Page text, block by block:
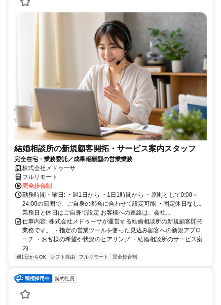
結婚相談所の新規顧客開拓・サービス案内スタッフ
完全在宅・業務委託／成果報酬型の営業業務
株式会社メドゥーサ
フルリモート
完全歩合制
勤務時間・曜日: ・週1日から ・1日1時間から ・原則として0:00～
24:00の範囲で、ご自身の都合に合わせて設定可能 ・固定休日なし。
業務日と休日はご自身で設定 お客様への連絡は、会社...
仕事内容: 株式会社メドゥーサが運営する結婚相談所の新規顧客開拓
業務です。 ・指定の営業ツールを使った見込み顧客への新規アプロ
ーチ ・お客様の希望や状況のヒアリング ・結婚相談所のサービス案
内...
週1日からOK シフト自由 フルリモート 完全歩合制
契約社員